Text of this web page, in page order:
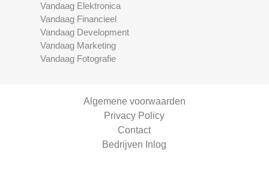
Vandaag Elektronica
Vandaag Financieel
Vandaag Development
Vandaag Marketing
Vandaag Fotografie
Algemene voorwaarden
Privacy Policy
Contact
Bedrijven Inlog